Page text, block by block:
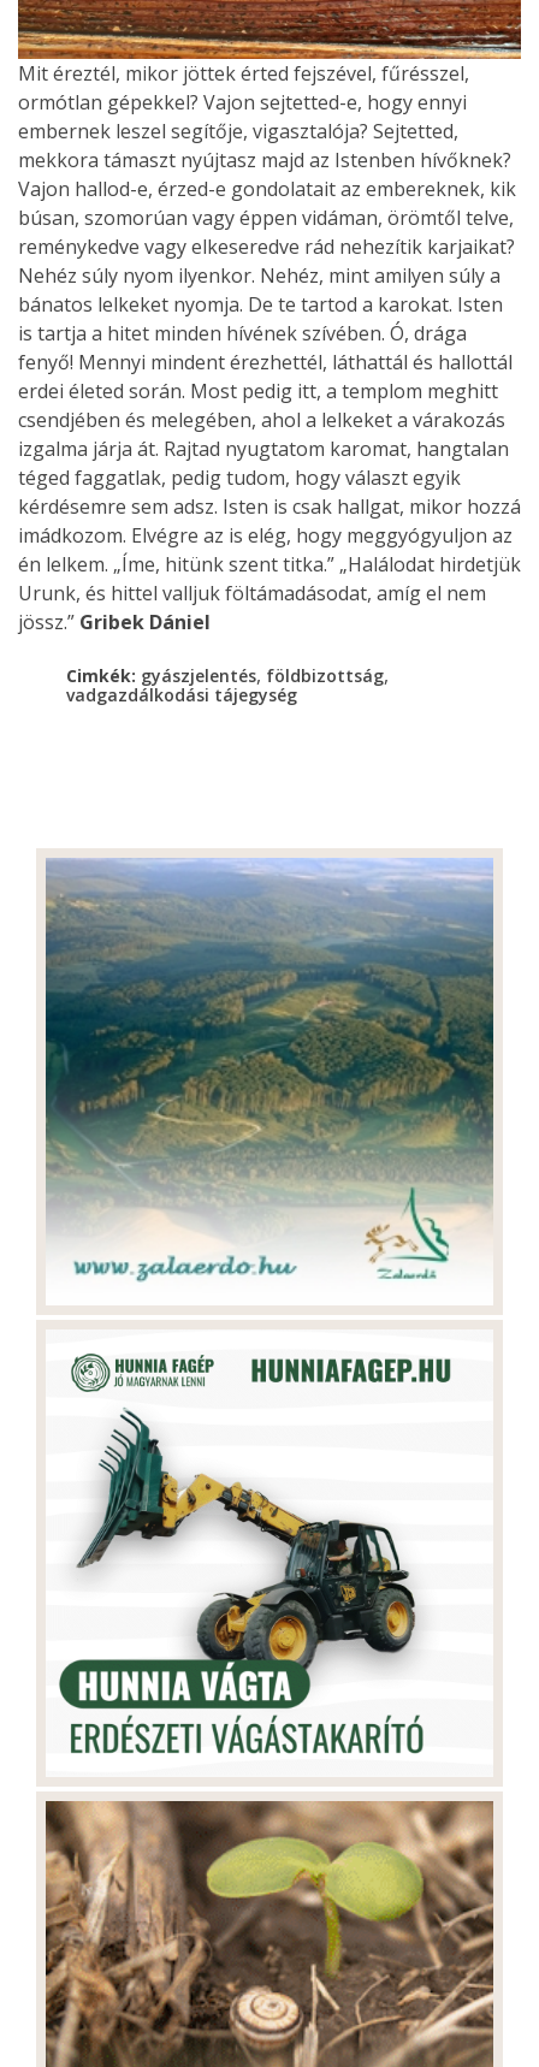
Mit éreztél, mikor jöttek érted fejszével, fűrésszel,
ormótlan gépekkel? Vajon sejtetted-e, hogy ennyi
embernek leszel segítője, vigasztalója? Sejtetted,
mekkora támaszt nyújtasz majd az Istenben hívőknek?
Vajon hallod-e, érzed-e gondolatait az embereknek, kik
búsan, szomorúan vagy éppen vidáman, örömtől telve,
reménykedve vagy elkeseredve rád nehezítik karjaikat?
Nehéz súly nyom ilyenkor. Nehéz, mint amilyen súly a
bánatos lelkeket nyomja. De te tartod a karokat. Isten
is tartja a hitet minden hívének szívében. Ó, drága
fenyő! Mennyi mindent érezhettél, láthattál és hallottál
erdei életed során. Most pedig itt, a templom meghitt
csendjében és melegében, ahol a lelkeket a várakozás
izgalma járja át. Rajtad nyugtatom karomat, hangtalan
téged faggatlak, pedig tudom, hogy választ egyik
kérdésemre sem adsz. Isten is csak hallgat, mikor hozzá
imádkozom. Elvégre az is elég, hogy meggyógyuljon az
én lelkem. „Íme, hitünk szent titka.” „Halálodat hirdetjük
Urunk, és hittel valljuk föltámadásodat, amíg el nem
jössz.” Gribek Dániel
Cimkék: gyászjelentés, földbizottság,
vadgazdálkodási tájegység